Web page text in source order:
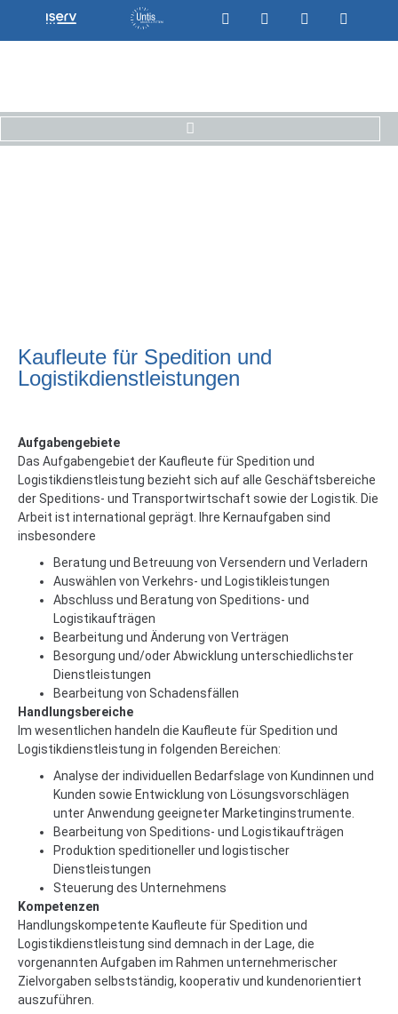
Kaufleute für Spedition und
Logistikdienstleistungen
Aufgabengebiete
Das Aufgabengebiet der Kaufleute für Spedition und
Logistikdienstleistung bezieht sich auf alle Geschäftsbereiche
der Speditions- und Transportwirtschaft sowie der Logistik. Die
Arbeit ist international geprägt. Ihre Kernaufgaben sind
insbesondere
Beratung und Betreuung von Versendern und Verladern
Auswählen von Verkehrs- und Logistikleistungen
Abschluss und Beratung von Speditions- und
Logistikaufträgen
Bearbeitung und Änderung von Verträgen
Besorgung und/oder Abwicklung unterschiedlichster
Dienstleistungen
Bearbeitung von Schadensfällen
Handlungsbereiche
Im wesentlichen handeln die Kaufleute für Spedition und
Logistikdienstleistung in folgenden Bereichen:
Analyse der individuellen Bedarfslage von Kundinnen und
Kunden sowie Entwicklung von Lösungsvorschlägen
unter Anwendung geeigneter Marketinginstrumente.
Bearbeitung von Speditions- und Logistikaufträgen
Produktion speditioneller und logistischer
Dienstleistungen
Steuerung des Unternehmens
Kompetenzen
Handlungskompetente Kaufleute für Spedition und
Logistikdienstleistung sind demnach in der Lage, die
vorgenannten Aufgaben im Rahmen unternehmerischer
Zielvorgaben selbstständig, kooperativ und kundenorientiert
auszuführen.